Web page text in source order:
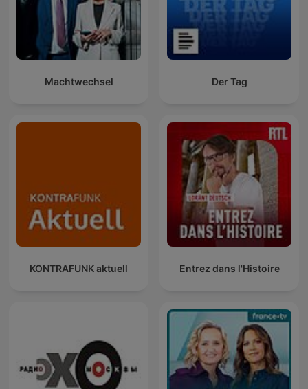
Machtwechsel Der Tag
KONTRAFUNK aktuell Entrez dans l'Histoire